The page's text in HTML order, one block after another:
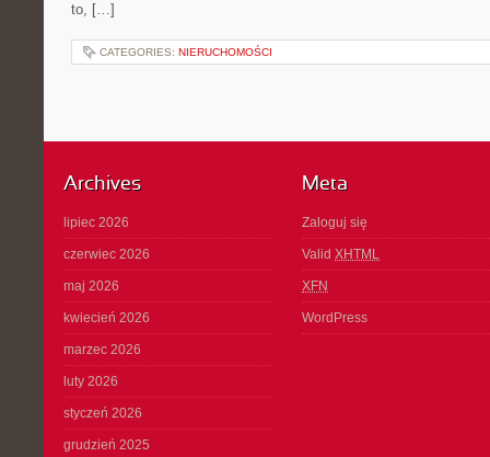
to, […]
CATEGORIES: NIERUCHOMOŚCI
Archives
lipiec 2026
czerwiec 2026
maj 2026
kwiecień 2026
marzec 2026
luty 2026
styczeń 2026
grudzień 2025
Meta
Zaloguj się
Valid XHTML
XFN
WordPress